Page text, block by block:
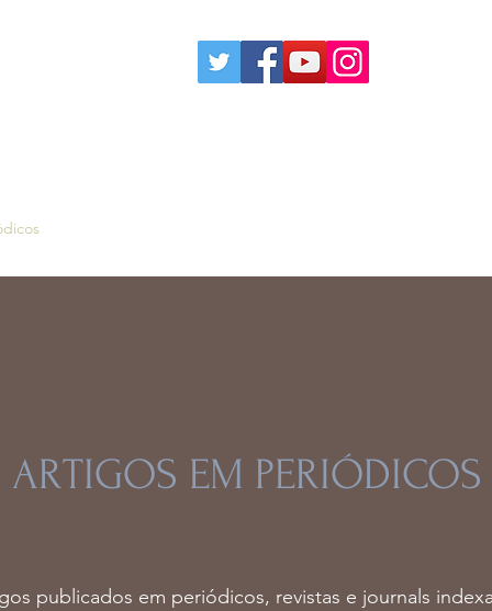
ARTIGOS EM PERIÓDICOS
publicados em periódicos, revistas e journals